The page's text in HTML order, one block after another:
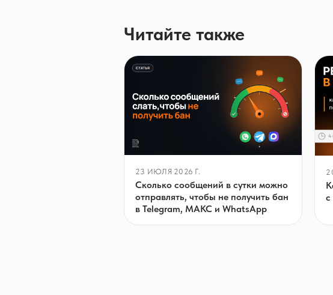
Читайте также
23 ИЮЛЯ 2026 Г.
Сколько сообщений в сутки можно
отправлять, чтобы не получить бан
в Telegram, МАКС и WhatsApp
с